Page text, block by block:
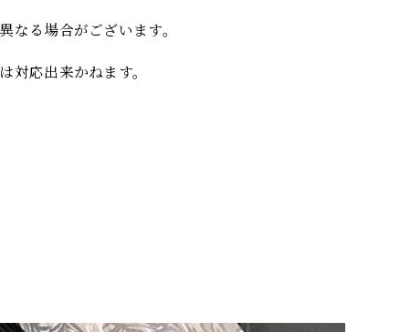
なる場合がございます。
対応出来かねます。